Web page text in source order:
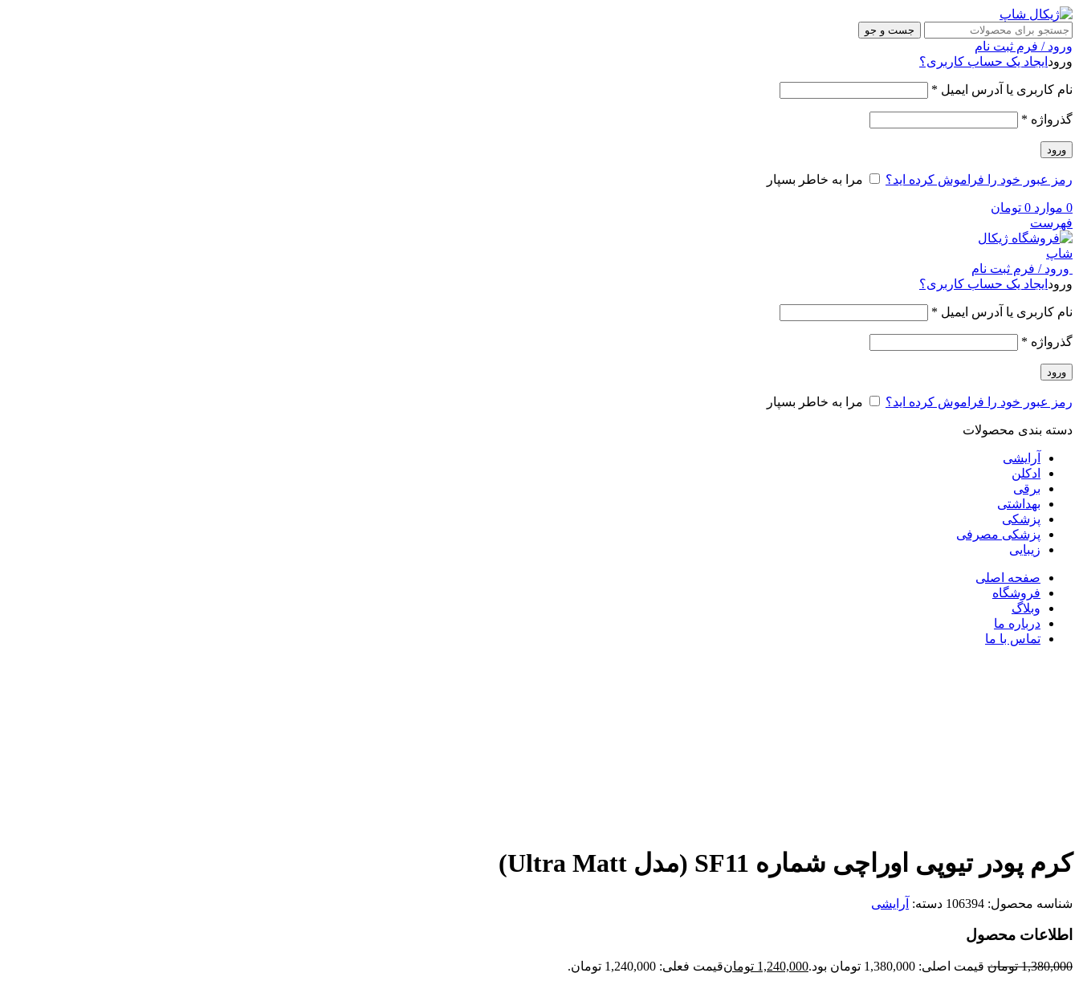
جست و جو
ورود / فرم ثبت نام
ورود ایجاد یک حساب کاربری؟
نام کاربری یا آدرس ایمیل *
گذرواژه *
ورود
رمز عبور خود را فراموش کرده اید؟ مرا به خاطر بسپار
0 موارد 0 تومان
فهرست
ورود / فرم ثبت نام
ورود ایجاد یک حساب کاربری؟
نام کاربری یا آدرس ایمیل *
گذرواژه *
ورود
رمز عبور خود را فراموش کرده اید؟ مرا به خاطر بسپار
دسته بندی محصولات
آرایشی
ادکلن
برقی
بهداشتی
پزشکی
پزشکی مصرفی
زیبایی
صفحه اصلی
فروشگاه
وبلاگ
درباره ما
تماس با ما
کرم پودر تیوپی اوراچی شماره SF11 (مدل Ultra Matt)
شناسه محصول: 106394 دسته: آرایشی
اطلاعات محصول
1,380,000 تومان قیمت اصلی: 1,380,000 تومان بود. 1,240,000 تومانقیمت فعلی: 1,240,000 تومان.